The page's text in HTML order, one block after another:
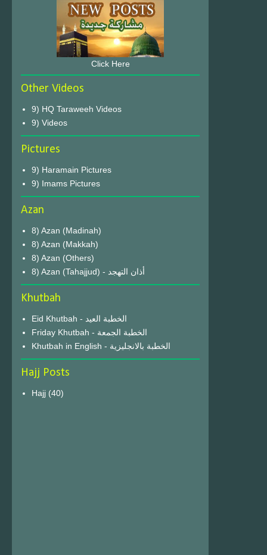
Click Here
Other Videos
9) HQ Taraweeh Videos
9) Videos
Pictures
9) Haramain Pictures
9) Imams Pictures
Azan
8) Azan (Madinah)
8) Azan (Makkah)
8) Azan (Others)
8) Azan (Tahajjud) - أذان التهجد
Khutbah
Eid Khutbah - الخطبة العيد
Friday Khutbah - الخطبة الجمعة
Khutbah in English - الخطبة بالانجليزية
Hajj Posts
Hajj (40)